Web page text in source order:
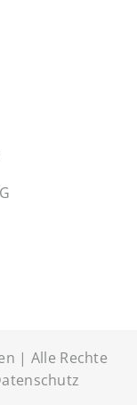
| Alle Rechte